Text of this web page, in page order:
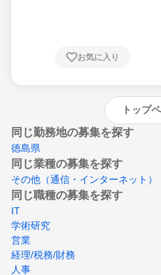
崎県、熊本県、大分県、宮崎県、鹿児島県、
お気に入り
トップ
同じ勤務地の募集を探す
徳島県
同じ業種の募集を探す
その他（通信・インターネット）
同じ職種の募集を探す
IT
学術研究
営業
経理/税務/財務
人事